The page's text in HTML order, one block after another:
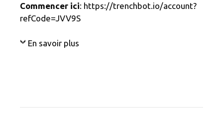
Commencer ici: https://trenchbot.io/account?
refCode=JVV9S
En savoir plus